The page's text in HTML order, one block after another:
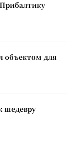
объектом для
шедевру